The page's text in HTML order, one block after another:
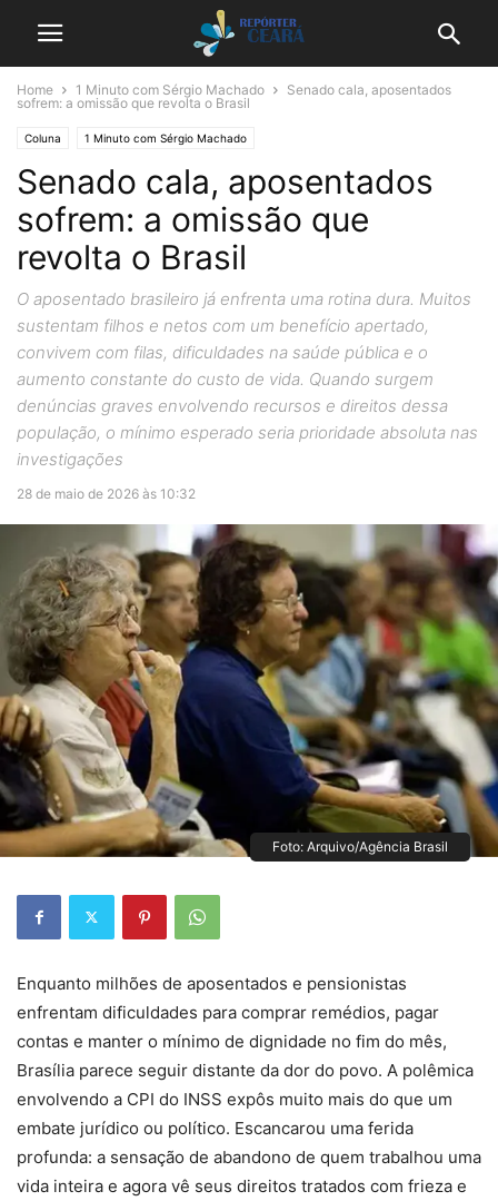
Home 1 Minuto com Sérgio Machado
Senado cala, aposentados
sofrem: a omissão que revolta o Brasil
Coluna 1 Minuto com Sérgio Machado
Senado cala, aposentados
sofrem: a omissão que
revolta o Brasil
O aposentado brasileiro já enfrenta uma rotina dura. Muitos
sustentam filhos e netos com um benefício apertado,
convivem com filas, dificuldades na saúde pública e o
aumento constante do custo de vida. Quando surgem
denúncias graves envolvendo recursos e direitos dessa
população, o mínimo esperado seria prioridade absoluta nas
investigações
28 de maio de 2026 às 10:32
Foto: Arquivo/Agência Brasil
Enquanto milhões de aposentados e pensionistas
enfrentam dificuldades para comprar remédios, pagar
contas e manter o mínimo de dignidade no fim do mês,
Brasília parece seguir distante da dor do povo. A polêmica
envolvendo a CPI do INSS expôs muito mais do que um
embate jurídico ou político. Escancarou uma ferida
profunda: a sensação de abandono de quem trabalhou uma
vida inteira e agora vê seus direitos tratados com frieza e